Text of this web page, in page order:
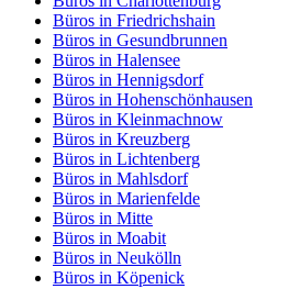
Büros in Friedrichshain
Büros in Gesundbrunnen
Büros in Halensee
Büros in Hennigsdorf
Büros in Hohenschönhausen
Büros in Kleinmachnow
Büros in Kreuzberg
Büros in Lichtenberg
Büros in Mahlsdorf
Büros in Marienfelde
Büros in Mitte
Büros in Moabit
Büros in Neukölln
Büros in Köpenick